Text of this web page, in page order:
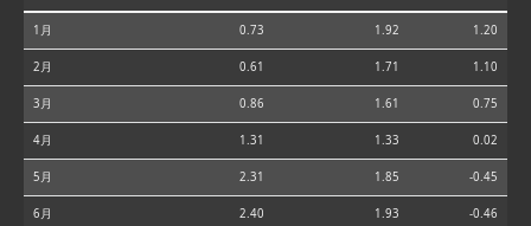
1月 0.73 1.92 1.20
2月 0.61 1.71 1.10
3月 0.86 1.61 0.75
4月 1.31 1.33 0.02
5月 2.31 1.85 -0.45
6月 2.40 1.93 -0.46